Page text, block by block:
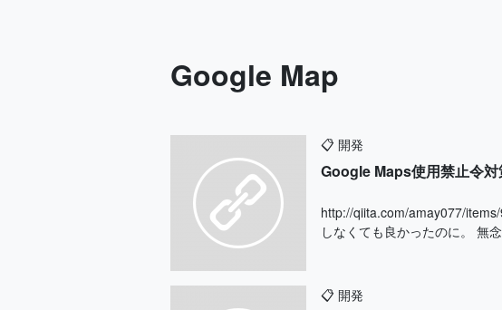
Google Map
📋 開発
Google Maps使用禁止令対
http://qiita.com/amay077/
しなくても良かったのに。 無
📋 開発